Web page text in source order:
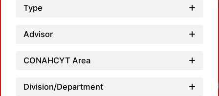
Type
Advisor
CONAHCYT Area
Division/Department